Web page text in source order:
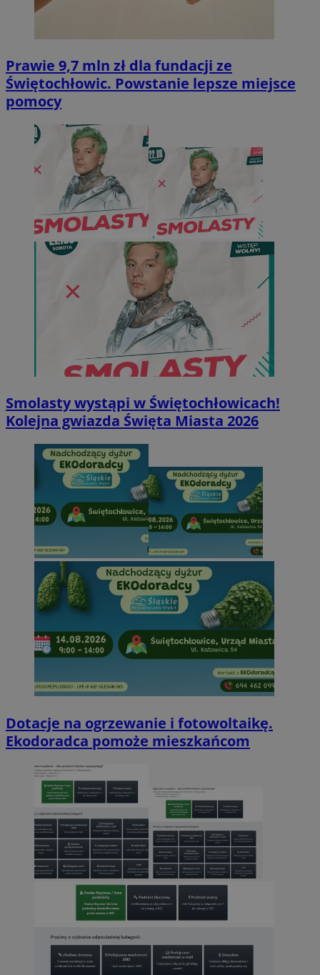
Prawie 9,7 mln zł dla fundacji ze
Świętochłowic. Powstanie lepsze miejsce
pomocy
Smolasty wystąpi w Świętochłowicach!
Kolejna gwiazda Święta Miasta 2026
Dotacje na ogrzewanie i fotowoltaikę.
Ekodoradca pomoże mieszkańcom